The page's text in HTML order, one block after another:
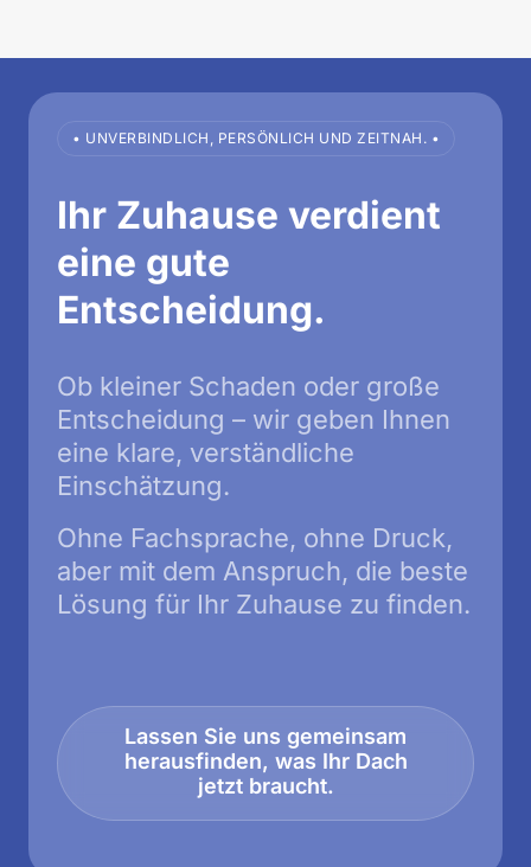
• UNVERBINDLICH, PERSÖNLICH UND ZEITNAH. •
Ihr Zuhause verdient
eine gute
Entscheidung.
Ob kleiner Schaden oder große
Entscheidung – wir geben Ihnen
eine klare, verständliche
Ohne Fachsprache, ohne Druck,
aber mit dem Anspruch, die beste
Lösung für Ihr Zuhause zu finden.
Lassen Sie uns gemeinsam
herausfinden, was Ihr Dach
jetzt braucht.